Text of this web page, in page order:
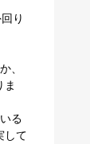
り
、
ま
る
して